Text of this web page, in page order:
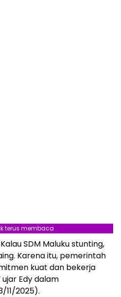
terus membaca
SDM Maluku stunting,
Karena itu, pemerintah
kuat dan bekerja
Edy dalam
11/2025).